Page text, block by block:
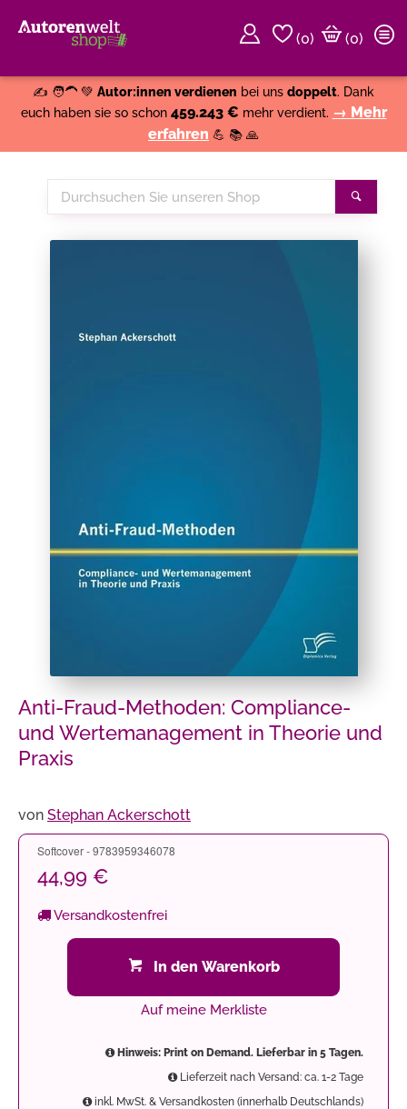
(0)
(0)
✍️ 🧑‍🦱 💚 Autor:innen verdienen bei uns doppelt. Dank
euch haben sie so schon 459.243 € mehr verdient. → Mehr
erfahren 💪 📚 🙏
Durchsuchen
Sie
Anti-Fraud-Methoden: Compliance-
und Wertemanagement in Theorie und
Praxis
von Stephan Ackerschott
Softcover - 9783959346078
44,99 €
Versandkostenfrei
In den Warenkorb
Auf meine Merkliste
Hinweis: Print on Demand. Lieferbar in 5 Tagen.
Lieferzeit nach Versand: ca. 1-2 Tage
inkl. MwSt. & Versandkosten (innerhalb Deutschlands)